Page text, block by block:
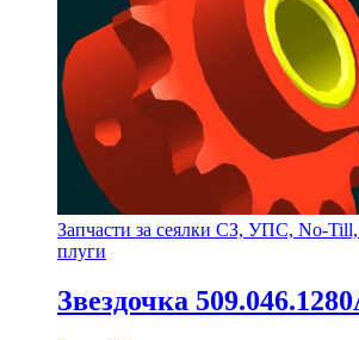
Запчасти за сеялки СЗ, УПС, No-Till,
плуги
Звездочка